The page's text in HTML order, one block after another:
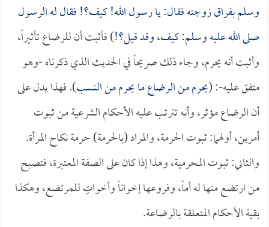
وسلم بفراق زوجته فقال: يا رسول الله! كيف؟! فقال له الرسول
صلى الله عليه وسلم: كيف، وقد قيل؟!) فأثبت أن للرضاع تأثيراً،
وأثبت أنه يحرم، وجاء ذلك صريحاً في الحديث الذي ذكرناه -وهو
متفق عليه-: (يحرم من الرضاع ما يحرم من النسب). فهذا يدل على
أن الرضاع مؤثر، وأنه تترتب عليه الأحكام الشرعية من ثبوت
أمرين، أولهما: ثبوت الحرمة، والمراد (بالحرمة) حرمة نكاح المرأة.
والثاني: ثبوت المحرمية، وهذا إذا كان على الصفة المعتبرة، فتصبح
من ارتضع منها له أماً، وفروعها إخواناً وأخواتٍ للمرتضع، وهكذا
بقية الأحكام المتعلقة بالرضاعة.